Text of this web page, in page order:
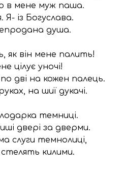
в мене муж паша.
Я- із Богуслава.
душа.
як він мене палить!
цілує уночі!
дві на кожен палець.
на шиї дукачі.
темниці.
двері за дверми.
слуги темнолиці,
стелять килими.